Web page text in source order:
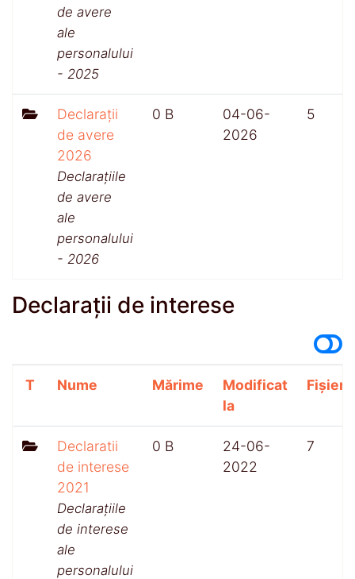
de avere
ale
personalului
- 2025
Declarații
de avere
2026
Declarațiile
de avere
ale
personalului
- 2026
0 B
04-06-
2026
5
Declarații de interese
T Nume Mărime
Modificat
la
Fișiere
Declaratii
de interese
2021
Declarațiile
de interese
ale
personalului
0 B
24-06-
2022
7